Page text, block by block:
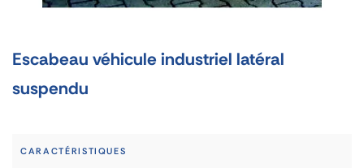
Escabeau véhicule industriel latéral
suspendu
CARACTÉRISTIQUES